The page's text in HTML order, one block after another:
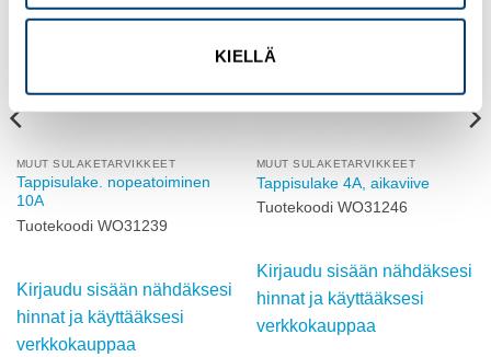
KIELLÄ
MUUT SULAKETARVIKKEET
Tappisulake. nopeatoiminen
10A
Tuotekoodi WO31239
Kirjaudu sisään nähdäksesi
hinnat ja käyttääksesi
verkkokauppaa
MUUT SULAKETARVIKKEET
Tappisulake 4A, aikaviive
Tuotekoodi WO31246
Kirjaudu sisään nähdäksesi
hinnat ja käyttääksesi
verkkokauppaa